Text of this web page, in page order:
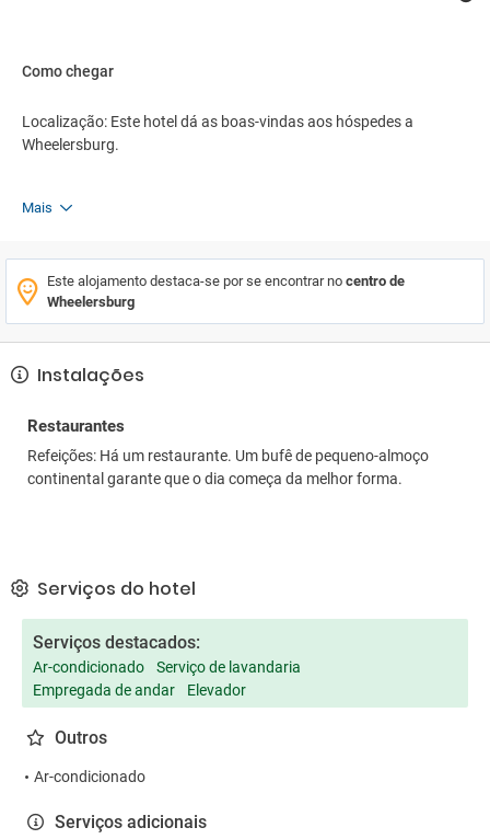
Como chegar
Localização: Este hotel dá as boas-vindas aos hóspedes a
Wheelersburg.
Mais
Este alojamento destaca-se por se encontrar no centro de
Wheelersburg
Instalações
Restaurantes
Refeições: Há um restaurante. Um bufê de pequeno-almoço
continental garante que o dia começa da melhor forma.
Serviços do hotel
Serviços destacados:
Ar-condicionado
Serviço de lavandaria
Empregada de andar
Elevador
Outros
Ar-condicionado
Serviços adicionais